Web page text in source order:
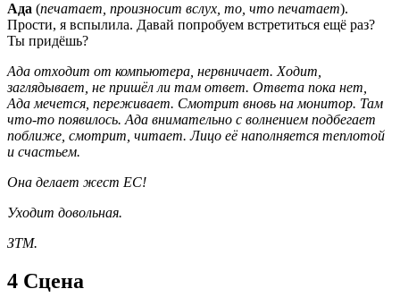
Ада (печатает, произносит вслух, то, что печатает).
Прости, я вспылила. Давай попробуем встретиться ещё раз?
Ты придёшь?
Ада отходит от компьютера, нервничает. Ходит,
заглядывает, не пришёл ли там ответ. Ответа пока нет,
Ада мечется, переживает. Смотрит вновь на монитор. Там
что-то появилось. Ада внимательно с волнением подбегает
поближе, смотрит, читает. Лицо её наполняется теплотой
и счастьем.
Она делает жест ЕС!
Уходит довольная.
ЗТМ.
4 Сцена